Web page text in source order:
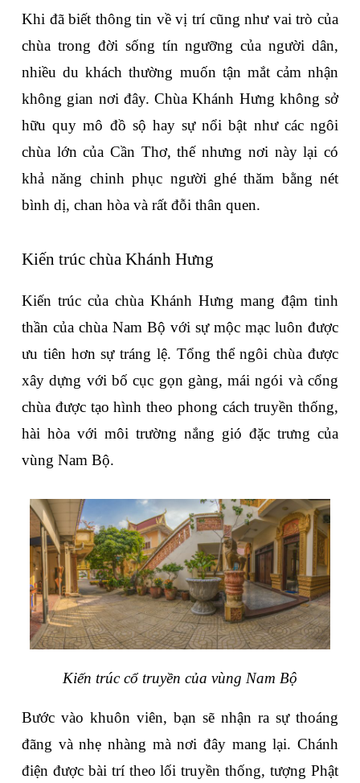
Khi đã biết thông tin về vị trí cũng như vai trò của
chùa trong đời sống tín ngưỡng của người dân,
nhiều du khách thường muốn tận mắt cảm nhận
không gian nơi đây. Chùa Khánh Hưng không sở
hữu quy mô đồ sộ hay sự nổi bật như các ngôi
chùa lớn của Cần Thơ, thế nhưng nơi này lại có
khả năng chinh phục người ghé thăm bằng nét
bình dị, chan hòa và rất đỗi thân quen.
Kiến trúc chùa Khánh Hưng
Kiến trúc của chùa Khánh Hưng mang đậm tinh
thần của chùa Nam Bộ với sự mộc mạc luôn được
ưu tiên hơn sự tráng lệ. Tổng thể ngôi chùa được
xây dựng với bố cục gọn gàng, mái ngói và cổng
chùa được tạo hình theo phong cách truyền thống,
hài hòa với môi trường nắng gió đặc trưng của
vùng Nam Bộ.
Kiến trúc cổ truyền của vùng Nam Bộ
Bước vào khuôn viên, bạn sẽ nhận ra sự thoáng
đãng và nhẹ nhàng mà nơi đây mang lại. Chánh
điện được bài trí theo lối truyền thống, tượng Phật